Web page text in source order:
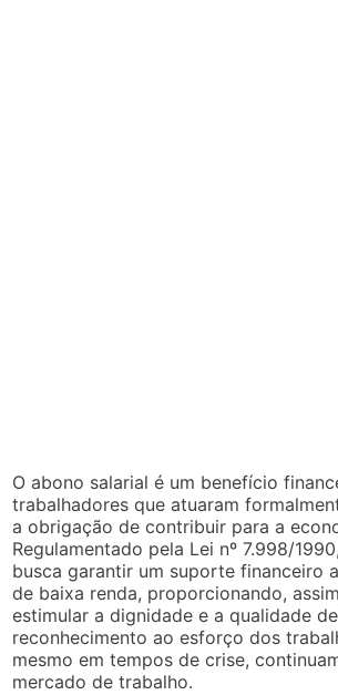
O abono salarial é um benefício
trabalhadores que atuaram
a obrigação de contribuir para a
Regulamentado pela Lei nº 7.998/
busca garantir um suporte financeiro
de baixa renda, proporcionando,
estimular a dignidade e a qualidade
reconhecimento ao esforço dos
mesmo em tempos de crise,
mercado de trabalho.